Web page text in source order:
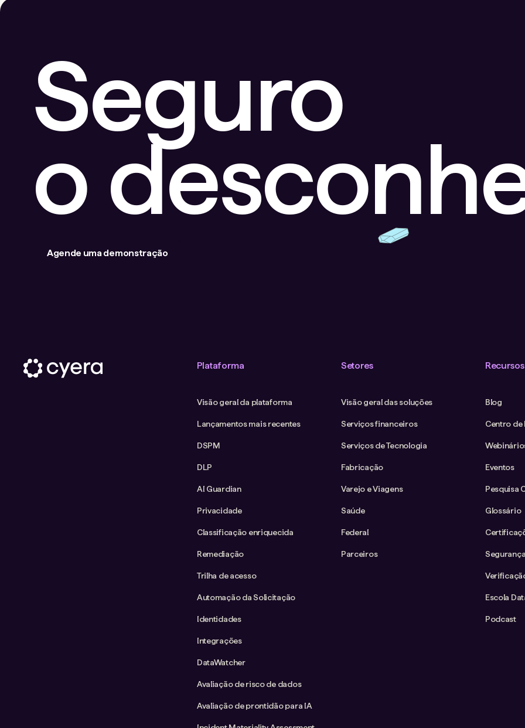
Seguro
o
Agende uma demonstração
Plataforma
Visão geral da plataforma
Lançamentos mais recentes
DSPM
DLP
AI Guardian
Privacidade
Classificação enriquecida
Remediação
Trilha de acesso
Automação da Solicitação
Identidades
Integrações
DataWatcher
Avaliação de risco de dados
Avaliação de prontidão para IA
Setores
Visão geral das soluções
Serviços financeiros
Serviços de Tecnologia
Fabricação
Varejo e Viagens
Saúde
Federal
Parceiros
Recursos
Blog
Centro de
Eventos
Pesquisa
Glossário
Escola
Podcast